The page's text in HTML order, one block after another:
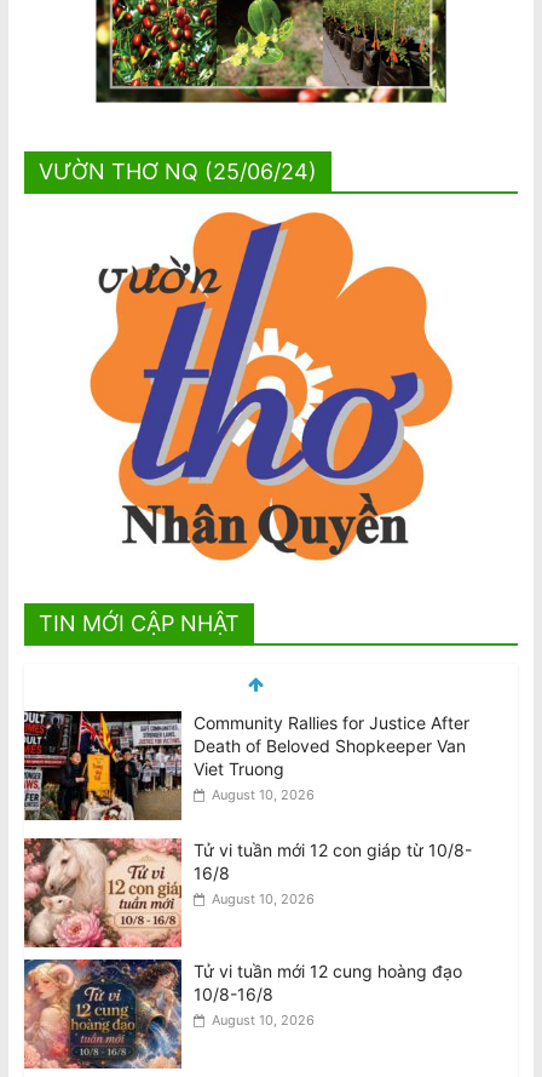
VƯỜN THƠ NQ (25/06/24)
TIN MỚI CẬP NHẬT
Community Rallies for Justice After
Death of Beloved Shopkeeper Van
Viet Truong
August 10, 2026
Tử vi tuần mới 12 con giáp từ 10/8-
16/8
August 10, 2026
Tử vi tuần mới 12 cung hoàng đạo
10/8-16/8
August 10, 2026